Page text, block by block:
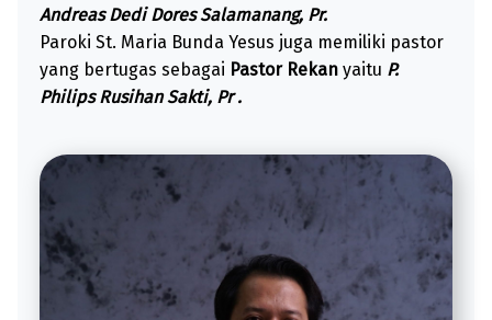
Andreas Dedi Dores Salamanang, Pr.
Paroki St. Maria Bunda Yesus juga memiliki pastor
yang bertugas sebagai Pastor Rekan yaitu P.
Philips Rusihan Sakti, Pr .